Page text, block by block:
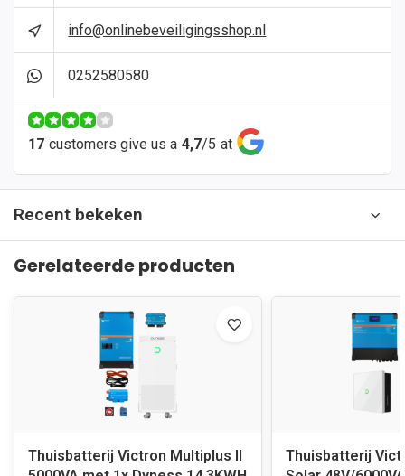
info@onlinebeveiligingsshop.nl
0252580580
17 customers give us a 4,7/5 at
Recent bekeken
Gerelateerde producten
Thuisbatterij Victron Multiplus II
Thuisbatterij